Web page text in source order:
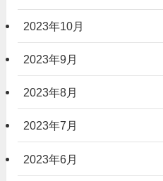
2023年10月
2023年9月
2023年8月
2023年7月
2023年6月